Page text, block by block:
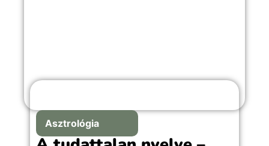
Asztrológia